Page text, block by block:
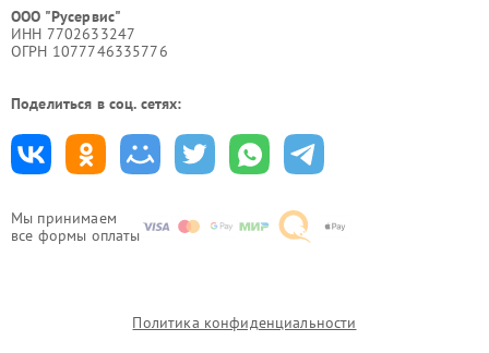
Мы принимаем
все формы оплаты
ООО "Русервис"
ИНН 7702633247
ОГРН 1077746335776
Поделиться в соц. сетях:
Политика конфиденциальности